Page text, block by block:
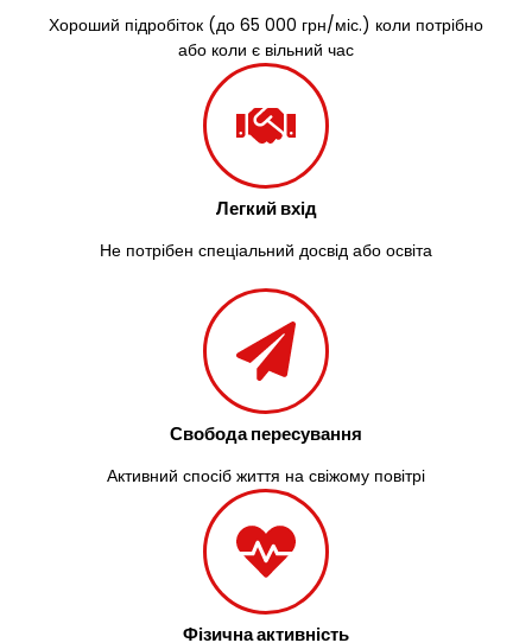
Хороший підробіток (до 65 000 грн/міс.) коли потрібно
або коли є вільний час
Легкий вхід
Не потрібен спеціальний досвід або освіта
Свобода пересування
Активний спосіб життя на свіжому повітрі
Фізична активність